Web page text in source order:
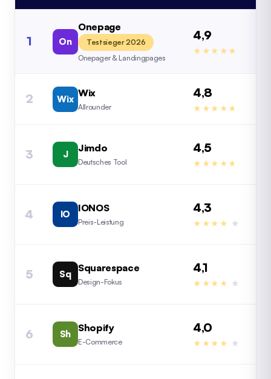
1 On
Onepage
Testsieger 2026
Onepager & Landingpages
4,9
★★★★★
2 Wix
Wix
Allrounder
4,8
★★★★★
3 J
Jimdo
Deutsches Tool
4,5
★★★★★
4 IO
IONOS
Preis-Leistung
4,3
★★★★ ★
5 Sq
Squarespace
Design-Fokus
4,1
★★★★ ★
6 Sh
Shopify
E-Commerce
4,0
★★★★ ★